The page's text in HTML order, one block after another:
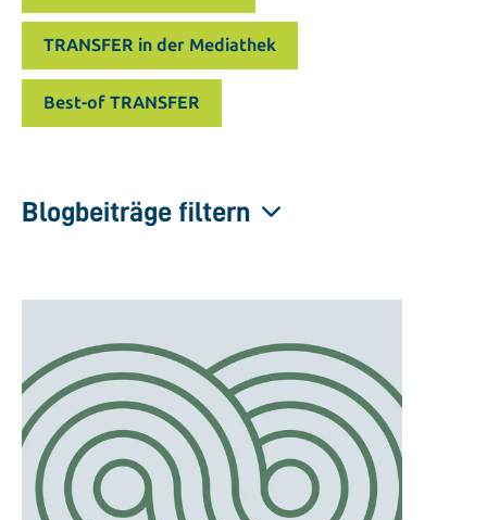
TRANSFER in der Mediathek
Best-of TRANSFER
Blogbeiträge filtern